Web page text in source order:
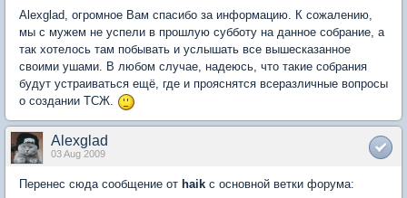
Alexglad, огромное Вам спасибо за информацию. К сожалению,
мы с мужем не успели в прошлую субботу на данное собрание, а
так хотелось там побывать и услышать все вышесказанное
своими ушами. В любом случае, надеюсь, что такие собрания
будут устраиваться ещё, где и прояснятся всеразличные вопросы
о создании ТСЖ.
Alexglad
03 Aug 2009
Перенес сюда сообщение от haik с основной ветки форума: